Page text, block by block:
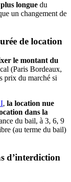
longue du
un changement de
de location
le montant du
(Paris Bordeaux,
prix du marché si
, la location nue
dans la
du bail, à 3, 6, 9
(au terme du bail)
d’interdiction